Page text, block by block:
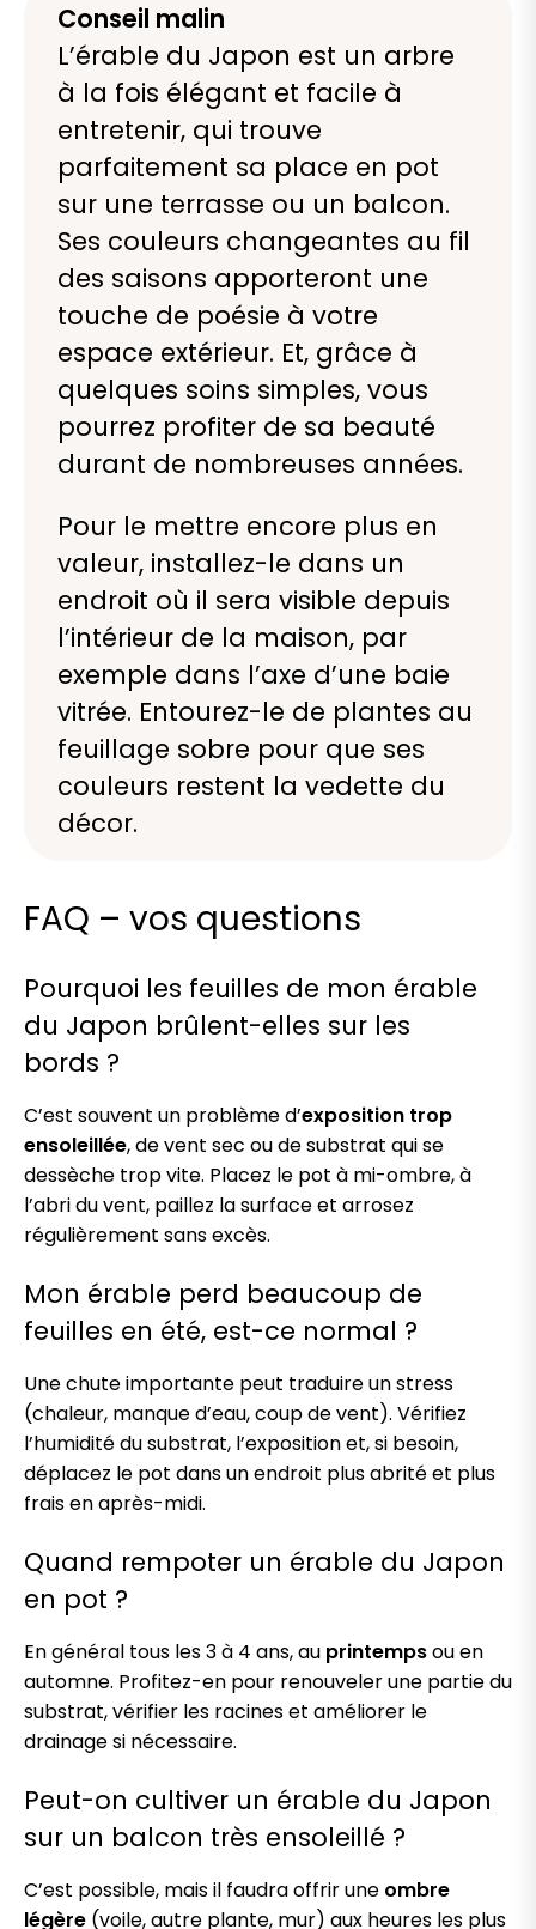
Conseil malin
L’érable du Japon est un arbre
à la fois élégant et facile à
entretenir, qui trouve
parfaitement sa place en pot
sur une terrasse ou un balcon.
Ses couleurs changeantes au fil
des saisons apporteront une
touche de poésie à votre
espace extérieur. Et, grâce à
quelques soins simples, vous
pourrez profiter de sa beauté
durant de nombreuses années.
Pour le mettre encore plus en
valeur, installez-le dans un
endroit où il sera visible depuis
l’intérieur de la maison, par
exemple dans l’axe d’une baie
vitrée. Entourez-le de plantes au
feuillage sobre pour que ses
couleurs restent la vedette du
décor.
FAQ – vos questions
Pourquoi les feuilles de mon érable
du Japon brûlent-elles sur les
bords ?
C’est souvent un problème d’exposition trop
ensoleillée, de vent sec ou de substrat qui se
dessèche trop vite. Placez le pot à mi-ombre, à
l’abri du vent, paillez la surface et arrosez
régulièrement sans excès.
Mon érable perd beaucoup de
feuilles en été, est-ce normal ?
Une chute importante peut traduire un stress
(chaleur, manque d’eau, coup de vent). Vérifiez
l’humidité du substrat, l’exposition et, si besoin,
déplacez le pot dans un endroit plus abrité et plus
frais en après-midi.
Quand rempoter un érable du Japon
en pot ?
En général tous les 3 à 4 ans, au printempsou en
automne. Profitez-en pour renouveler une partie du
substrat, vérifier les racines et améliorer le
drainage si nécessaire.
Peut-on cultiver un érable du Japon
sur un balcon très ensoleillé ?
C’est possible, mais il faudra offrir une ombre
légère (voile, autre plante, mur) aux heures les plus